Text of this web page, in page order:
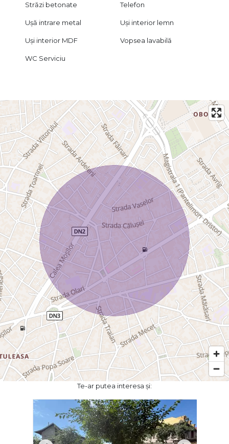
Străzi betonate Telefon
Ușă intrare metal Uși interior lemn
Uși interior MDF Vopsea lavabilă
WC Serviciu
Te-ar putea interesa și: